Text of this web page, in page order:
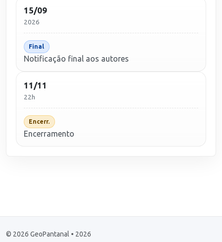
15/09
2026
Final
Notificação final aos autores
11/11
22h
Encerr.
Encerramento
© 2026 GeoPantanal • 2026